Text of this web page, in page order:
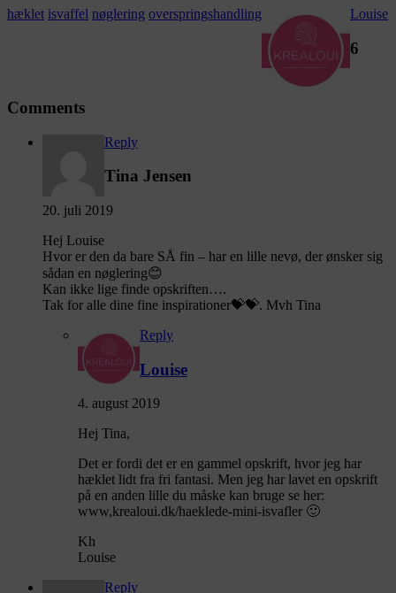
hæklet isvaffel nøglering overspringshandling Louise
6
Comments
Reply
Tina Jensen
20. juli 2019
Hej Louise
Hvor er den da bare SÅ fin – har en lille nevø, der ønsker sig
sådan en nøglering😊
Kan ikke lige finde opskriften….
Tak for alle dine fine inspirationer💝💝. Mvh Tina
Reply
Louise
4. august 2019
Hej Tina,
Det er fordi det er en gammel opskrift, hvor jeg har
hæklet lidt fra fri fantasi. Men jeg har lavet en opskrift
på en anden lille du måske kan bruge se her:
www,krealoui.dk/haeklede-mini-isvafler 🙂
Kh
Louise
Reply